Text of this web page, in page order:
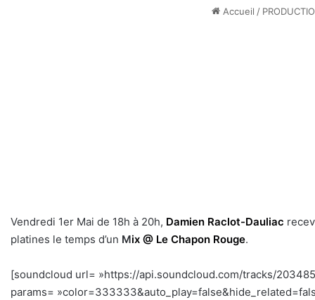
Accueil /
Vendredi 1er Mai de 18h à 20h, Damien Raclot-Dauliac
platines le temps d’un Mix @ Le Chapon Rouge.
[soundcloud url= »https://api.soundcloud.com/tracks/
params=